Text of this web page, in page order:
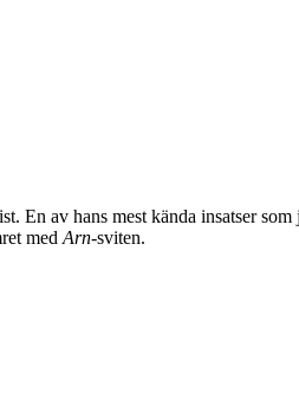
En av hans mest kända insatser
med Arn-sviten.